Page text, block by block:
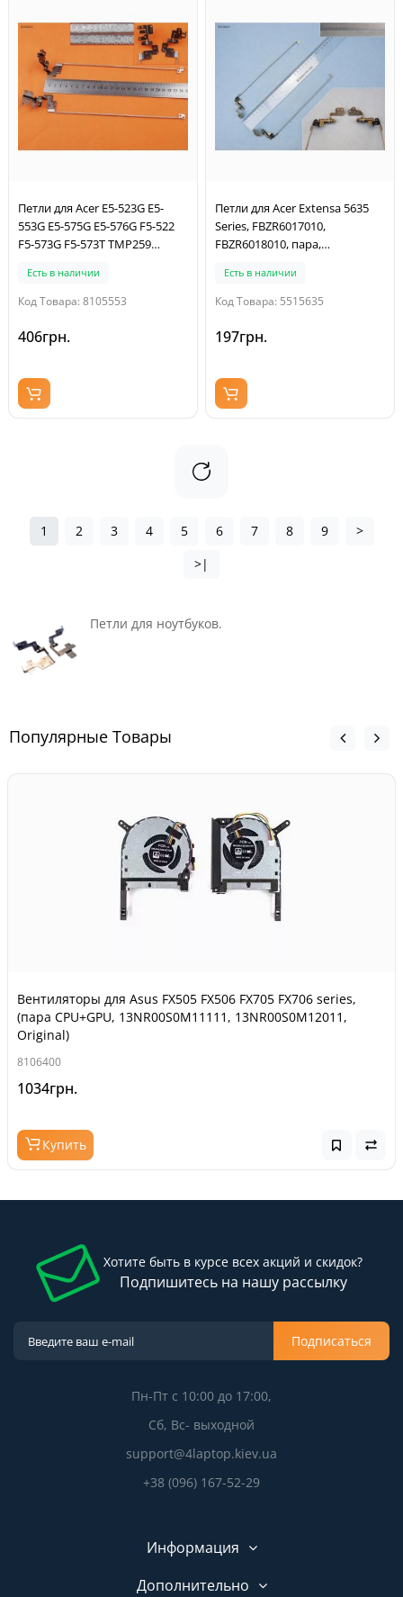
Петли для Acer E5-523G E5-
553G E5-575G E5-576G F5-522
F5-573G F5-573T TMP259
FBZAA015010, пара,
левая+правая)
Есть в наличии
Код Товара: 8105553
406грн.
Петли для Acer Extensa 5635
Series, FBZR6017010,
FBZR6018010, пара,
Есть в наличии
Код Товара: 5515635
197грн.
1 2 3 4 5 6 7 8 9
>
>|
Петли для ноутбуков.
Популярные Товары
Вентиляторы для Asus FX505 FX506 FX705 FX706 series,
(пара CPU+GPU, 13NR00S0M11111, 13NR00S0M12011,
Original)
8106400
1034грн.
Купить
Хотите быть в курсе всех акций и скидок?
Подпишитесь на нашу рассылку
Подписаться
Пн-Пт с 10:00 до 17:00,
Сб, Вс- выходной
support@4laptop.kiev.ua
+38 (096) 167-52-29
Информация
Дополнительно